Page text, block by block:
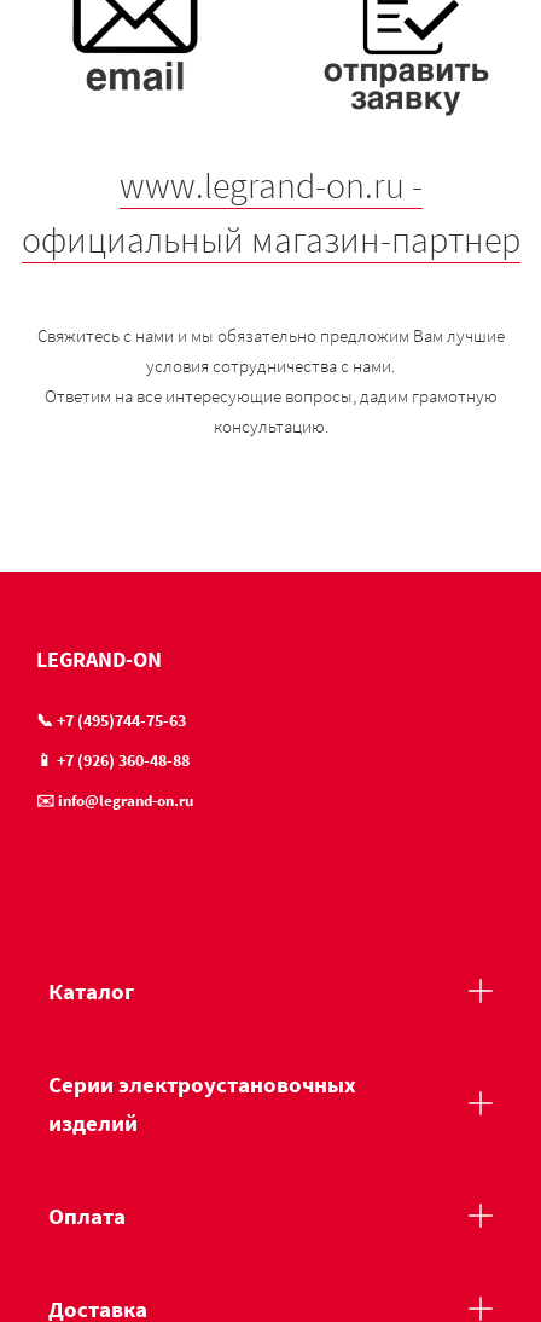
www.legrand-on.ru -
официальный магазин-партнер
Свяжитесь с нами и мы обязательно предложим Вам лучшие
условия сотрудничества с нами.
Ответим на все интересующие вопросы, дадим грамотную
консультацию.
LEGRAND-ON
📞 +7 (495)744-75-63
📱 +7 (926) 360-48-88
✉️ info@legrand-on.ru
Каталог
Серии электроустановочных
изделий
Оплата
Доставка